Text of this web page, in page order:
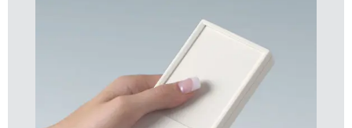
Befestigungsdome für Platinen und Einbauteile